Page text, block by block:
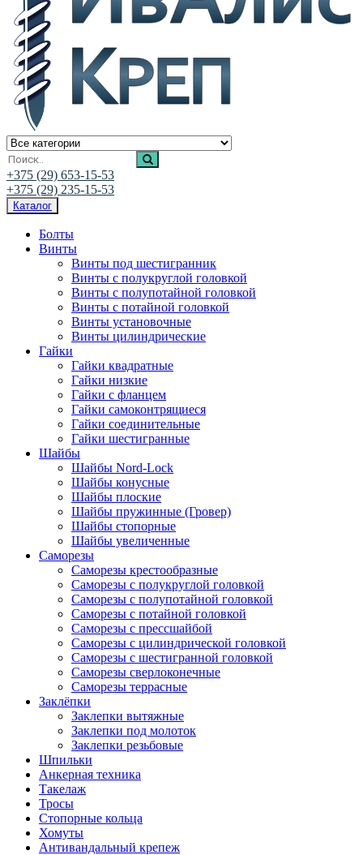
Ивалис Креп
Магазин нержавеющего крепежа
+375 (29) 653-15-53
+375 (29) 235-15-53
Каталог
Болты
Винты
Винты под шестигранник
Винты с полукруглой головкой
Винты с полупотайной головкой
Винты с потайной головкой
Винты установочные
Винты цилиндрические
Гайки
Гайки квадратные
Гайки низкие
Гайки с фланцем
Гайки самоконтрящиеся
Гайки соединительные
Гайки шестигранные
Шайбы
Шайбы Nord-Lock
Шайбы конусные
Шайбы плоские
Шайбы пружинные (Гровер)
Шайбы стопорные
Шайбы увеличенные
Саморезы
Саморезы крестообразные
Саморезы с полукруглой головкой
Саморезы с полупотайной головкой
Саморезы с потайной головкой
Саморезы с прессшайбой
Саморезы с цилиндрической головкой
Саморезы с шестигранной головкой
Саморезы сверлоконечные
Саморезы террасные
Заклёпки
Заклепки вытяжные
Заклепки под молоток
Заклепки резьбовые
Шпильки
Анкерная техника
Такелаж
Тросы
Стопорные кольца
Хомуты
Антивандальный крепеж